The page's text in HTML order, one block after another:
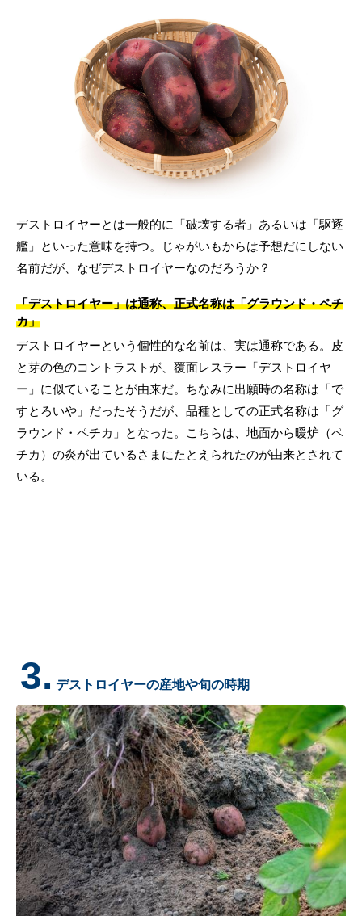
デストロイヤーとは一般的に「破壊する者」あるいは「駆逐
艦」といった意味を持つ。じゃがいもからは予想だにしない
名前だが、なぜデストロイヤーなのだろうか？
「デストロイヤー」は通称、正式名称は「グラウンド・ペチ
カ」
デストロイヤーという個性的な名前は、実は通称である。皮
と芽の色のコントラストが、覆面レスラー「デストロイヤ
ー」に似ていることが由来だ。ちなみに出願時の名称は「で
すとろいや」だったそうだが、品種としての正式名称は「グ
ラウンド・ペチカ」となった。こちらは、地面から暖炉（ペ
チカ）の炎が出ているさまにたとえられたのが由来とされて
いる。
3. デストロイヤーの産地や旬の時期